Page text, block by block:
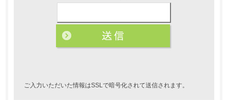
ご入力いただいた情報はSSLで暗号化されて送信されます。